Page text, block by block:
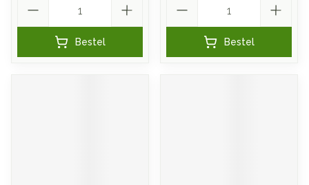
Bestel Bestel